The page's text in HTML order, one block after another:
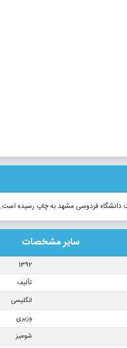
دانشگاه فردوسی مشهد به چاپ رسیده است.
سایر مشخصات
1392
تألیف
انگلیسی
وزیری
شومیز